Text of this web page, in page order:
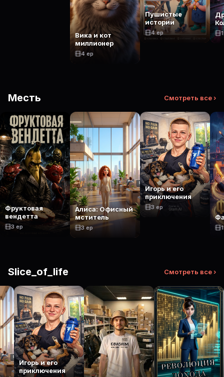
Вика и кот
миллионер
4 ep
Пушистые
истории
4 ep
Месть Смотреть все ›
Фруктовая
вендетта
3 ep
Алиса: Офисный
мститель
3 ep
Игорь и его
приключения
3 ep
Slice_of_life Смотреть все ›
Игорь и его
приключения